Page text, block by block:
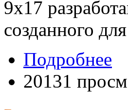
9x17
созданного
Подробнее
20131